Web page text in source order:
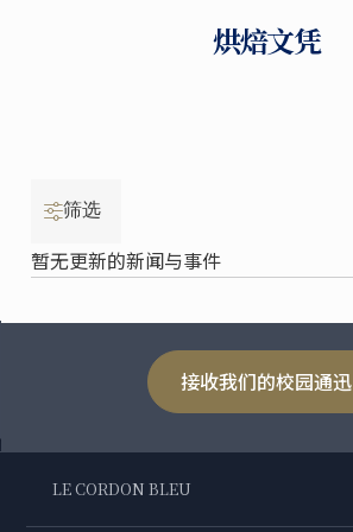
烘焙文凭
筛选
暂无更新的新闻与事件
接收我们的校园通迅
LE CORDON BLEU